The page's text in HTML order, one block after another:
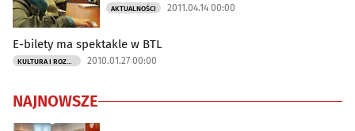
AKTUALNOŚCI 2011.04.14 00:00
E-bilety ma spektakle w BTL
KULTURA I ROZRYWKA 2010.01.27 00:00
NAJNOWSZE